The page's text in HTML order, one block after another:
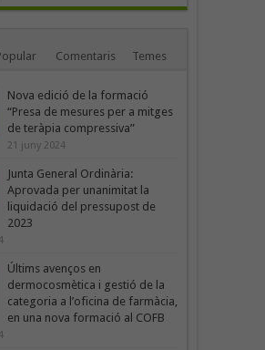
Comentaris Temes
Nova edició de la formació
“Presa de mesures per a mitges
de teràpia compressiva”
21 juny 2024
Junta General Ordinària:
Aprovada per unanimitat la
liquidació del pressupost de
2023
Últims avenços en
dermocosmètica i gestió de la
categoria a l’oficina de farmàcia,
en una nova formació al COFB